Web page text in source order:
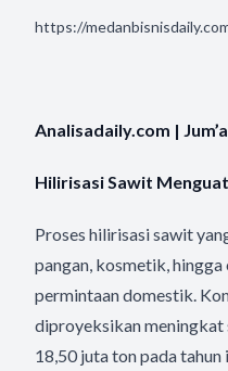
https://
Analisadaily.com |
Hilirisasi Sawit
Proses hilirisasi sawit
pangan, kosmetik,
permintaan domestik.
diproyeksikan meningkat
18,50 juta ton pada tahun